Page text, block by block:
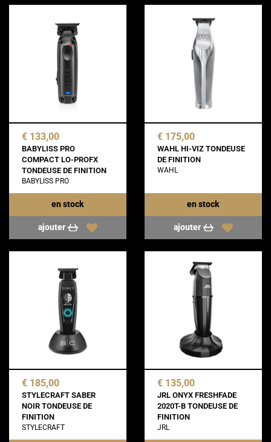
€ 133,00
BABYLISS PRO
COMPACT LO-PROFX
TONDEUSE DE FINITION
BABYLISS PRO
en stock
ajouter
€ 175,00
WAHL HI-VIZ TONDEUSE
DE FINITION
WAHL
en stock
ajouter
€ 185,00
STYLECRAFT SABER
NOIR TONDEUSE DE
FINITION
STYLECRAFT
€ 135,00
JRL ONYX FRESHFADE
2020T-B TONDEUSE DE
FINITION
JRL